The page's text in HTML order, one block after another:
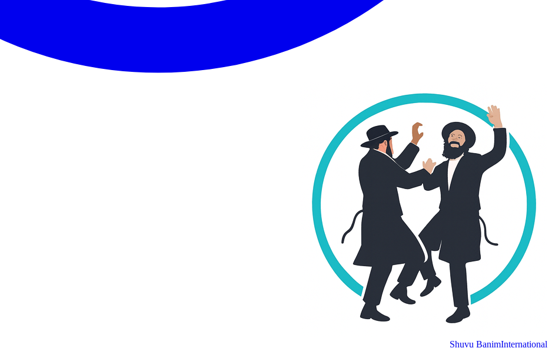
Shuvu BanimInternational